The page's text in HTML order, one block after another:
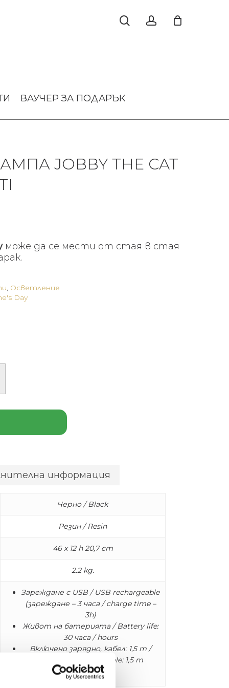
ВАУЧЕР ЗА ПОДАРЪК
JOBBY THE CAT
може да се мести от стая в стая
, Осветление
Day
информация
Черно / Black
Резин / Resin
46 x 12 h 20,7 cm
2.2 kg.
Зареждане с USB / USB rechargeable
(зареждане – 3 часа / charge time –
3h)
Живот на батерията / Battery life:
30 часа / hours
Включено зарядно, кабел: 1,5 m /
Charger included, cable: 1,5 m